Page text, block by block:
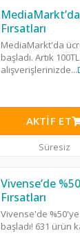
Fırsatları
MediaMarkt'da
başladı. Artık
alışverişlerinizde...
AKTIF ET
Süresiz
Vivense’de
Fırsatları
Vivense'de
başladı! 631 ürün